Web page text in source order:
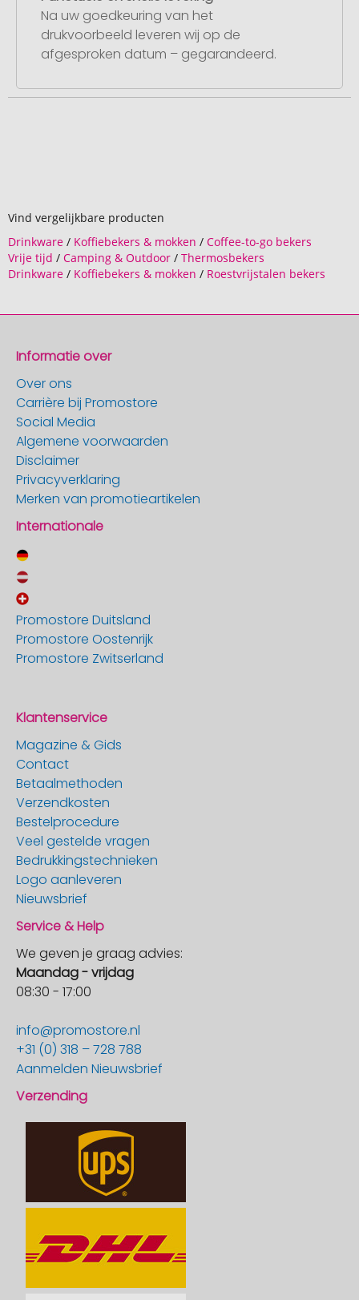
Na uw goedkeuring van het
drukvoorbeeld leveren wij op de
afgesproken datum – gegarandeerd.
Vind vergelijkbare producten
Drinkware / Koffiebekers & mokken / Coffee-to-go bekers
Vrije tijd / Camping & Outdoor / Thermosbekers
Drinkware / Koffiebekers & mokken / Roestvrijstalen bekers
Informatie over
Over ons
Carrière bij Promostore
Social Media
Algemene voorwaarden
Disclaimer
Privacyverklaring
Merken van promotieartikelen
Internationale
Promostore Duitsland
Promostore Oostenrijk
Promostore Zwitserland
Klantenservice
Magazine & Gids
Contact
Betaalmethoden
Verzendkosten
Bestelprocedure
Veel gestelde vragen
Bedrukkingstechnieken
Logo aanleveren
Nieuwsbrief
Service & Help
We geven je graag advies:
Maandag - vrijdag
08:30 - 17:00
info@promostore.nl
+31 (0) 318 – 728 788
Aanmelden Nieuwsbrief
Verzending